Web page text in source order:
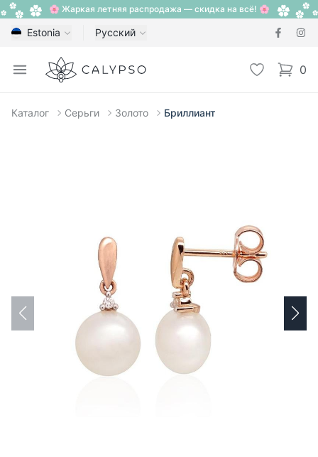
🌸 Жаркая летняя распродажа — скидка на всё! 🌸
Estonia Русский
Open menu
Calypso Избранное
0
items
Каталог Серьги Золото Бриллиант